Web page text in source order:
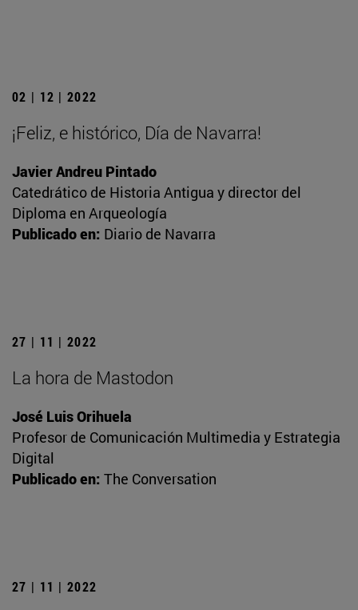
02 | 12 | 2022
¡Feliz, e histórico, Día de Navarra!
Javier Andreu Pintado
Catedrático de Historia Antigua y director del
Diploma en Arqueología
Publicado en: Diario de Navarra
27 | 11 | 2022
La hora de Mastodon
José Luis Orihuela
Profesor de Comunicación Multimedia y Estrategia
Digital
Publicado en: The Conversation
27 | 11 | 2022